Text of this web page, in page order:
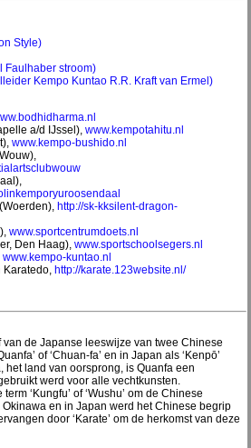
Style)
Faulhaber stroom)
Kempo Kuntao R.R. Kraft van Ermel)
a/d IJssel),www.kempotahitu.nl
www.kempo-bushido.nl
http://sk-kksilent-dragon-
www.sportcentrumdoets.nl
Den Haag),www.sportschoolsegers.nl
www.kempo-kuntao.nl
Karatedo, http://karate.123website.nl/
van de Japanse leeswijze van twee Chinese
of ‘Chuan-fa’ en in Japan als ‘Kenpō’
het land van oorsprong, is Quanfa een
werd voor alle vechtkunsten.
‘Kungfu’ of ‘Wushu’ om de Chinese
en in Japan werd het Chinese begrip
door ‘Karate’ om de herkomst van deze